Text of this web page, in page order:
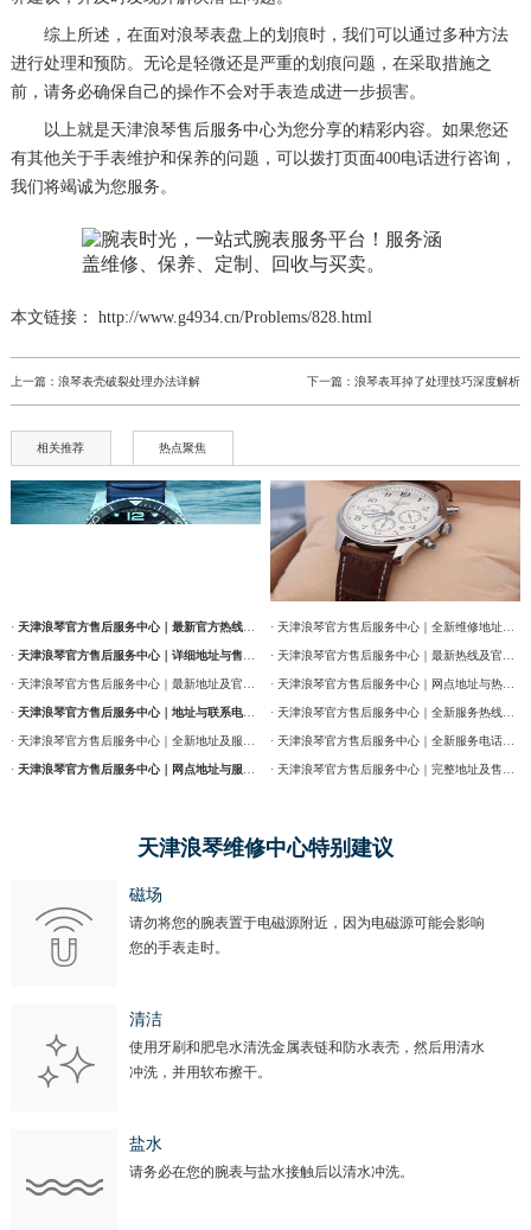
综上所述，在面对浪琴表盘上的划痕时，我们可以通过多种方法
进行处理和预防。无论是轻微还是严重的划痕问题，在采取措施之
前，请务必确保自己的操作不会对手表造成进一步损害。
以上就是天津浪琴售后服务中心为您分享的精彩内容。如果您还
有其他关于手表维护和保养的问题，可以拨打页面400电话进行咨询，
我们将竭诚为您服务。
本文链接： http://www.g4934.cn/Problems/828.html
上一篇： 浪琴表壳破裂处理办法详解 下一篇：浪琴表耳掉了处理技巧深度解析
相关推荐 热点聚焦
· 天津浪琴官方售后服务中心｜最新官方热线及维修地址权威信息通告（2026年7月最新）
· 天津浪琴官方售后服务中心｜详细地址与售后服务电话权威信息公告（2026年7月最新）
· 天津浪琴官方售后服务中心｜地址与联系电话权威信息公告（2026年7月最新）
· 天津浪琴官方售后服务中心｜网点地址与服务热线权威信息公示（2026年7月最新）
天津浪琴维修中心特别建议
磁场
请勿将您的腕表置于电磁源附近，因为电磁源可能会影响
您的手表走时。
清洁
使用牙刷和肥皂水清洗金属表链和防水表壳，然后用清水
冲洗，并用软布擦干。
盐水
请务必在您的腕表与盐水接触后以清水冲洗。